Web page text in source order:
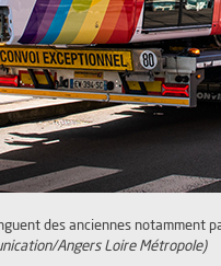
des anciennes notamment
Angers Loire Métropole)